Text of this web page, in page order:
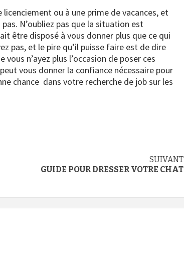
ou à une prime de vacances, et
N’oubliez pas que la situation est
être disposé à vous donner plus que ce qui
pas, et le pire qu’il puisse faire est de dire
n’ayez plus l’occasion de poser ces
vous donner la confiance nécessaire pour
chance dans votre recherche de job sur les
SUIVANT
GUIDE POUR DRESSER VOTRE CHAT